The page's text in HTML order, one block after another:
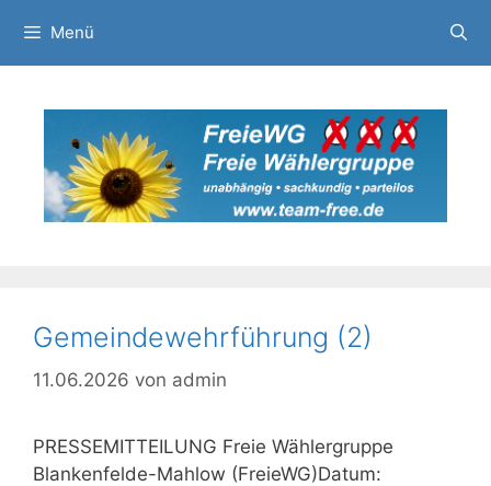
Inhalt
springen
Menü
Gemeindewehrführung (2)
11.06.2026 von admin
PRESSEMITTEILUNG Freie Wählergruppe
Blankenfelde-Mahlow (FreieWG)Datum: